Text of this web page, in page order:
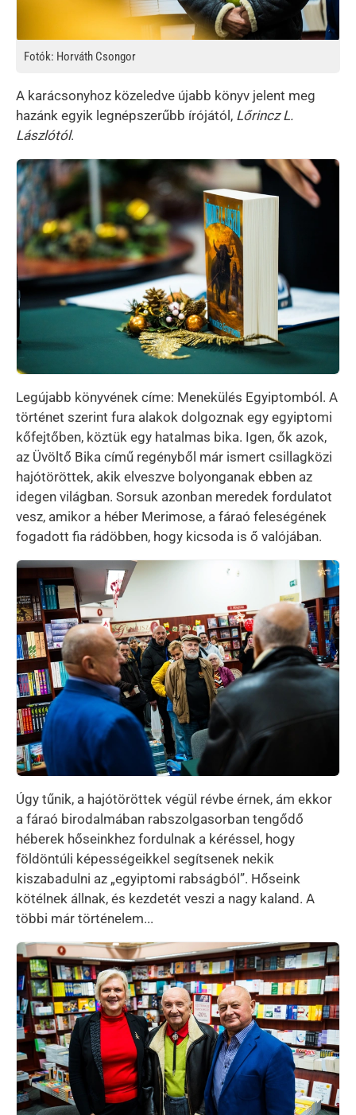
Fotók: Horváth Csongor
A karácsonyhoz közeledve újabb könyv jelent meg
hazánk egyik legnépszerűbb írójától, Lőrincz L.
Lászlótól.
Kép
Legújabb könyvének címe: Menekülés Egyiptomból. A
történet szerint fura alakok dolgoznak egy egyiptomi
kőfejtőben, köztük egy hatalmas bika. Igen, ők azok,
az Üvöltő Bika című regényből már ismert csillagközi
hajótöröttek, akik elveszve bolyonganak ebben az
idegen világban. Sorsuk azonban meredek fordulatot
vesz, amikor a héber Merimose, a fáraó feleségének
fogadott fia rádöbben, hogy kicsoda is ő valójában.
Kép
Úgy tűnik, a hajótöröttek végül révbe érnek, ám ekkor
a fáraó birodalmában rabszolgasorban tengődő
héberek hőseinkhez fordulnak a kéréssel, hogy
földöntúli képességeikkel segítsenek nekik
kiszabadulni az „egyiptomi rabságból”. Hőseink
kötélnek állnak, és kezdetét veszi a nagy kaland. A
többi már történelem...
Kép